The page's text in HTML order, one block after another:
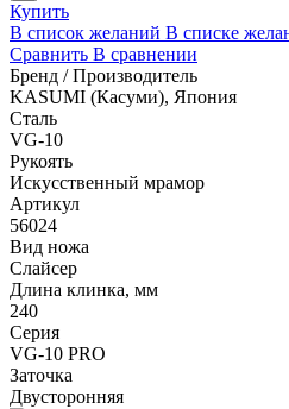
Купить
В список желаний В списке
Сравнить В сравнении
Бренд / Производитель
KASUMI (Касуми), Япония
Сталь
VG-10
Рукоять
Искусственный мрамор
Артикул
56024
Вид ножа
Слайсер
Длина клинка, мм
240
Серия
VG-10 PRO
Заточка
Двусторонняя